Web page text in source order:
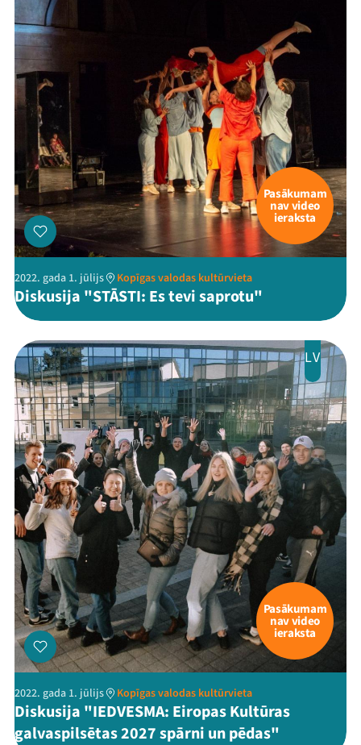
Pasākumam
nav video
ieraksta
2022. gada 1. jūlijs Kopīgas valodas kultūrvieta
Diskusija "STĀSTI: Es tevi saprotu"
LV
Pasākumam
nav video
ieraksta
2022. gada 1. jūlijs Kopīgas valodas kultūrvieta
Diskusija "IEDVESMA: Eiropas Kultūras
galvaspilsētas 2027 spārni un pēdas"